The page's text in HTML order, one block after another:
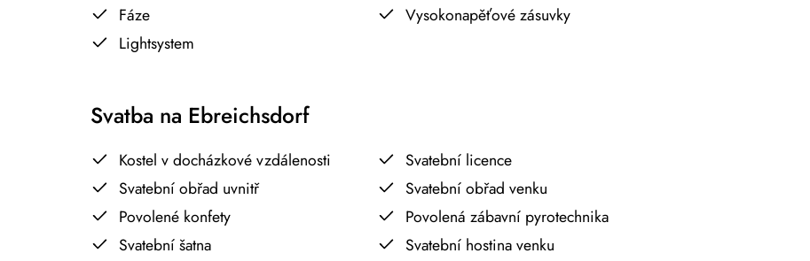
Fáze
Vysokonapěťové zásuvky
Lightsystem
Svatba na Ebreichsdorf
Kostel v docházkové vzdálenosti
Svatební licence
Svatební obřad uvnitř
Svatební obřad venku
Povolené konfety
Povolená zábavní pyrotechnika
Svatební šatna
Svatební hostina venku